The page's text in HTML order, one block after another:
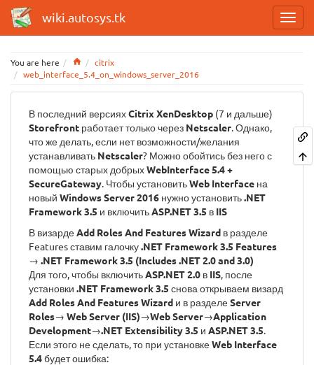
wiki.autosys.tk
You are here Homecitrix
web_interface_5.4_on_windows_server_2016
В последний версияхCitrix XenDesktop (7 и дальше)
Storefront работает только через Netscaler. Однако,
что же делать, если нет возможности/желания
устанавливать Netscaler? Можно обойтись без него с
помощью старых добрыхWebInterface 5.4 +
SecureGateway. Чтобы установитьWeb Interface на
новый Windows Server 2016 нужно установить.NET
Framework 3.5 и включитьASP.NET 3.5 в IIS
В визардеAdd Roles And Features Wizard в разделе
Features ставим галочку.NET Framework 3.5 Features
→ .NET Framework 3.5 (Includes .NET 2.0 and 3.0)
Для того, чтобы включитьASP.NET 2.0 в IIS, после
установки .NET Framework 3.5 снова открываем визард
Add Roles And Features Wizard и в разделеServer
Roles→ Web Server (IIS)→Web Server→Application
Development→.NET Extensibility 3.5 и ASP.NET 3.5.
Если этого не сделать, то при установкеWeb Interface
5.4будет ошибка: